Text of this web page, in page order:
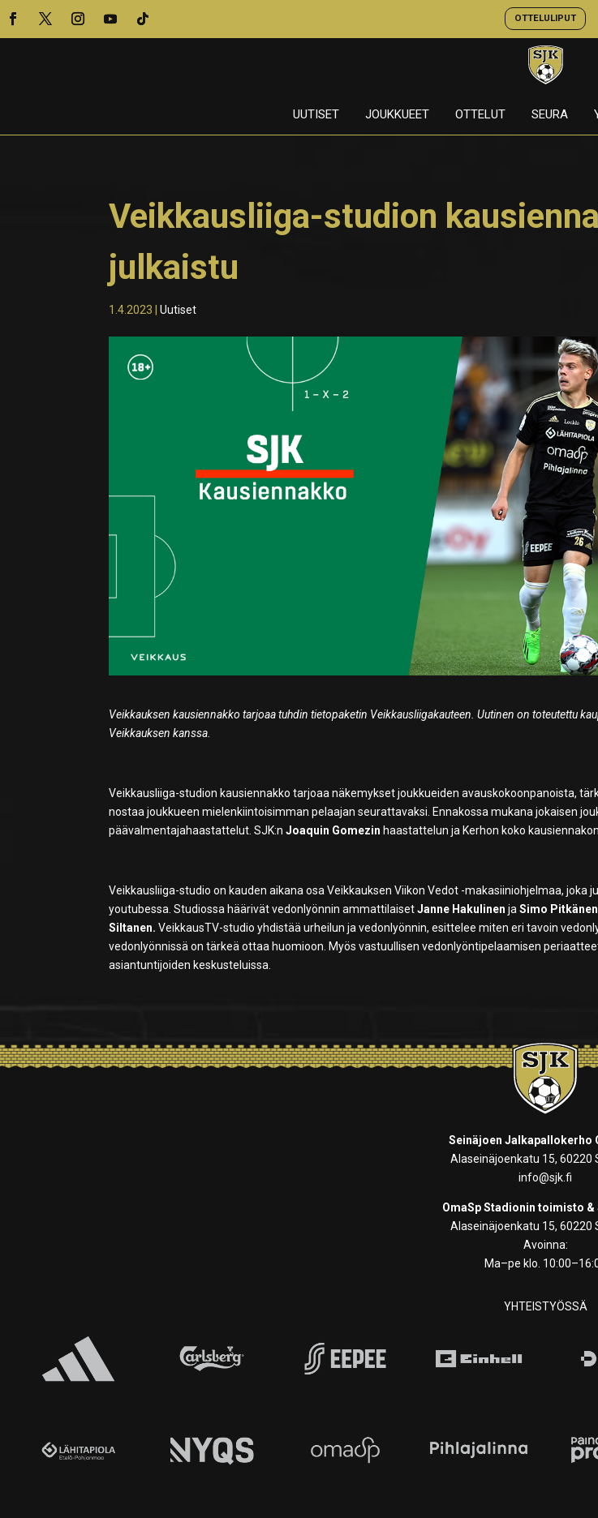
OTTELULIPUT
UUTISET JOUKKUEET OTTELUT SEURA
Veikkausliiga-studion
julkaistu
1.4.2023 |Uutiset
Veikkauksen kausiennakko tarjoaa tuhdin tietopaketin Veikkausliigakauteen. Uutinen on toteutettu
Veikkauksen kanssa.
Veikkausliiga-studion kausiennakko tarjoaa näkemykset joukkueiden avauskokoonpanoista,
nostaa joukkueen mielenkiintoisimman pelaajan seurattavaksi. Ennakossa mukana jokaisen
päävalmentajahaastattelut. SJK:nJoaquin Gomezin haastattelun ja Kerhon koko
Veikkausliiga-studio on kauden aikana osa Veikkauksen Viikon Vedot -makasiiniohjelmaa, joka
youtubessa. Studiossa häärivät vedonlyönnin ammattilaisetJanne Hakulinen jaSimo Pitkänen
Siltanen. VeikkausTV-studio yhdistää urheilun ja vedonlyönnin, esittelee miten eri tavoin
vedonlyönnissä on tärkeä ottaa huomioon. Myös vastuullisen vedonlyöntipelaamisen
asiantuntijoiden keskusteluissa.
Seinäjoen Jalkapallokerho
Alaseinäjoenkatu 15, 60220
info@sjk.fi
OmaSp Stadionin toimisto &
Alaseinäjoenkatu 15, 60220
Avoinna:
Ma–pe klo.
YHTEISTYÖSSÄ